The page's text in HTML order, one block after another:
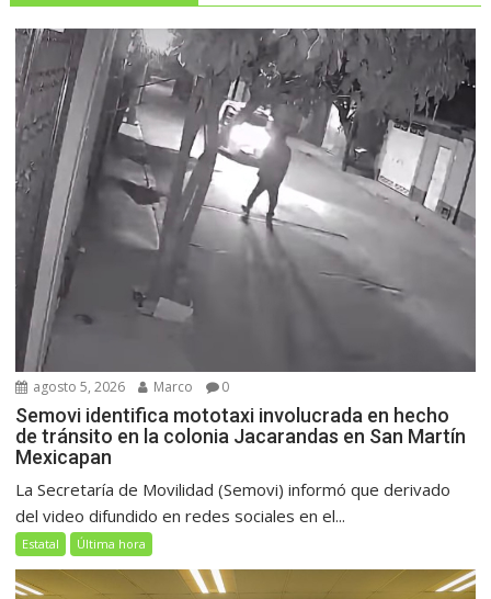
agosto 5, 2026 Marco 0
Semovi identifica mototaxi involucrada en hecho
de tránsito en la colonia Jacarandas en San Martín
Mexicapan
La Secretaría de Movilidad (Semovi) informó que derivado
del video difundido en redes sociales en el...
Estatal Última hora